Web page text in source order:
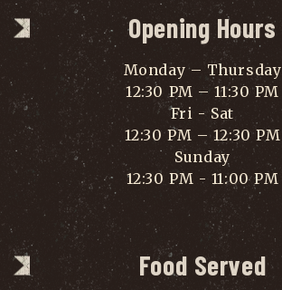
Opening Hours
Monday – Thursday
12:30 PM – 11:30 PM
Fri - Sat
12:30 PM – 12:30 PM
Sunday
12:30 PM - 11:00 PM
Food Served